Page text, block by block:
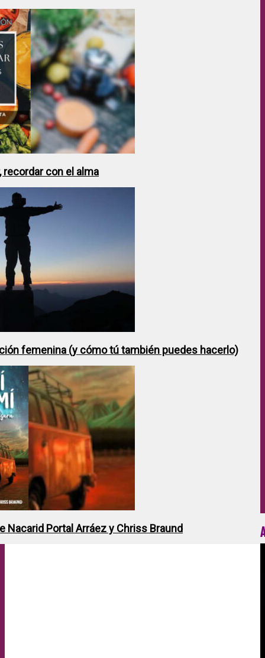
recordar con el alma
femenina (y cómo tú también puedes hacerlo)
Nacarid Portal Arráez y Chriss Braund